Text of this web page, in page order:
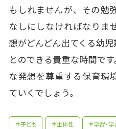
もしれませんが、その勉
なしにしなければなりま
想がどんどん出てくる幼
とのできる貴重な時間で
な発想を尊重する保育環
ていくでしょう。
＃子ども ＃主体性 ＃学習・